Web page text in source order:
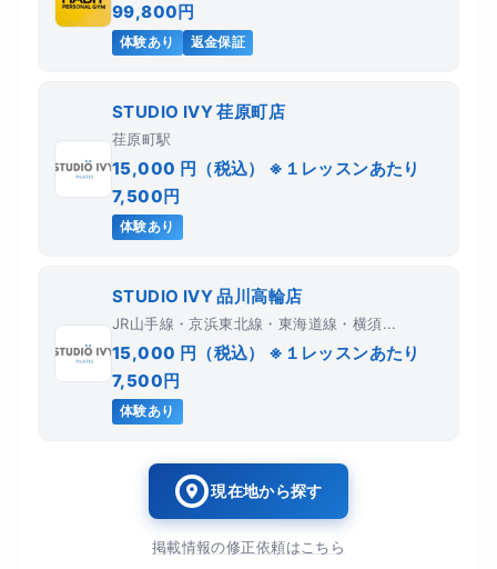
99,800円
体験あり 返金保証
STUDIO IVY 荏原町店
荏原町駅
15,000 円（税込） ※１レッスンあたり
7,500円
体験あり
STUDIO IVY 品川高輪店
JR山手線・京浜東北線・東海道線・横須...
15,000 円（税込） ※１レッスンあたり
7,500円
体験あり
現在地から探す
掲載情報の修正依頼はこちら